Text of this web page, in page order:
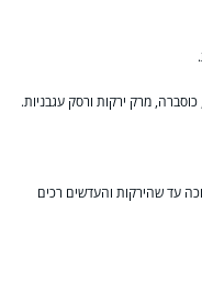
מרק ירקות ורסק עגבניות.
עד שהירקות והעדשים רכים